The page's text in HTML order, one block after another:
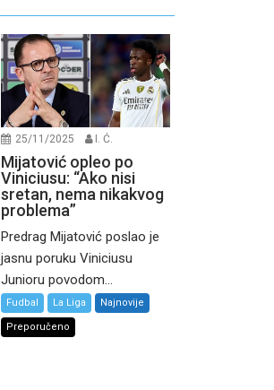
25/11/2025 I. Ć.
Mijatović opleo po
Viniciusu: “Ako nisi
sretan, nema nikakvog
problema”
Predrag Mijatović poslao je
jasnu poruku Viniciusu
Junioru povodom...
Fudbal La Liga Najnovije
Preporučeno